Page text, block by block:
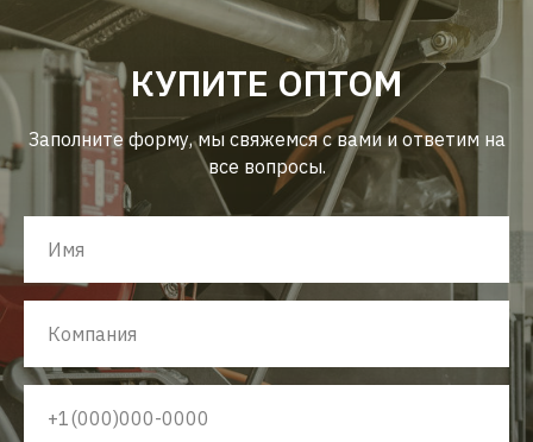
КУПИТЕ ОПТОМ
Заполните форму, мы свяжемся с вами и ответим на
все вопросы.